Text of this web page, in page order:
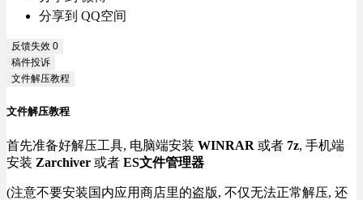
分享到 QQ空间
反馈失效 0
稿件投诉
文件解压教程
文件解压教程
首先准备好解压工具, 电脑端安装 WINRAR 或者 7z, 手机端
安装 Zarchiver 或者 ES文件管理器
(注意不要安装国内应用商店里的盗版, 不仅无法正常解压, 还